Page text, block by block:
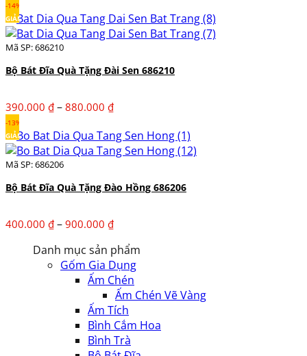
từ
430.000 ₫
1.030.000 ₫
-14%
GIẢM
Mã SP: 686210
Bộ Bát Đĩa Quà Tặng Đài Sen 686210
390.000 ₫ – 880.000 ₫Khoảng
từ
390.000 ₫
880.000 ₫
-13%
GIẢM
Mã SP: 686206
Bộ Bát Đĩa Quà Tặng Đào Hồng 686206
400.000 ₫ – 900.000 ₫Khoảng
từ
400.000 ₫
đến
900.000 ₫
Danh mục sản phẩm
Gốm Gia Dụng
Ấm Chén
Ấm Chén Vẽ Vàng
Ấm Tích
Bình Cắm Hoa
Bình Trà